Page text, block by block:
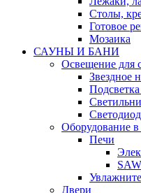
Столы,
Готовое
Мозаика
САУНЫ И БАНИ
Освещение для
Звездное
Оборудование в
Печи
Двери